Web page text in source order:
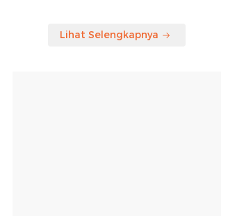
Lihat Selengkapnya